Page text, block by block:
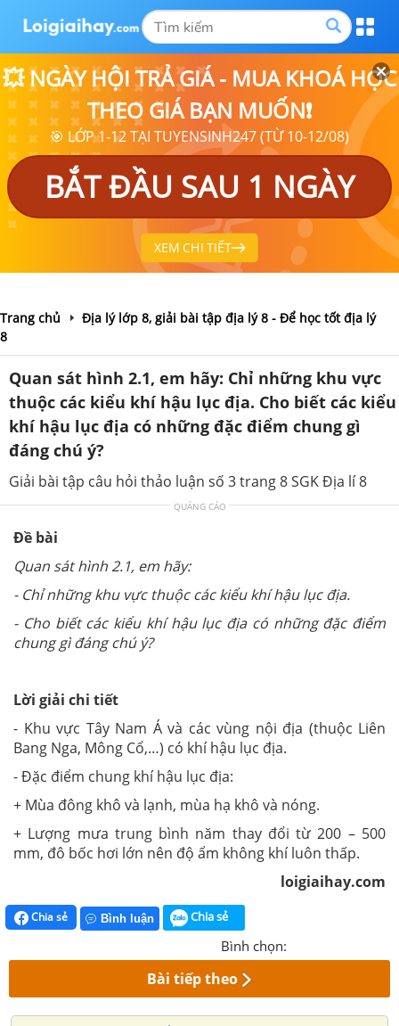
💥 NGÀY HỘI TRẢ GIÁ - MUA KHOÁ HỌC
THEO GIÁ BẠN MUỐN❗
🎯 LỚP 1-12 TẠI TUYENSINH247 (TỪ 10-12/08)
BẮT ĐẦU SAU 1 NGÀY
XEM CHI TIẾT
Trang chủ
Địa lý lớp 8, giải bài tập địa lý 8 - Để học tốt địa lý
8
Quan sát hình 2.1, em hãy: Chỉ những khu vực
thuộc các kiểu khí hậu lục địa. Cho biết các kiểu
khí hậu lục địa có những đặc điểm chung gì
đáng chú ý?
Giải bài tập câu hỏi thảo luận số 3 trang 8 SGK Địa lí 8
QUẢNG CÁO
Đề bài
Quan sát hình 2.1, em hãy:
- Chỉ những khu vực thuộc các kiểu khí hậu lục địa.
- Cho biết các kiểu khí hậu lục địa có những đặc điểm
chung gì đáng chú ý?
Lời giải chi tiết
- Khu vực Tây Nam Á và các vùng nội địa (thuộc Liên
Bang Nga, Mông Cổ,…) có khí hậu lục địa.
- Đặc điểm chung khí hậu lục địa:
+ Mùa đông khô và lạnh, mùa hạ khô và nóng.
+ Lượng mưa trung bình năm thay đổi từ 200 – 500
mm, đô bốc hơi lớn nên độ ẩm không khí luôn thấp.
loigiaihay.com
Chia sẻ Bình luận Chia sẻ
Bình chọn:
Bài tiếp theo